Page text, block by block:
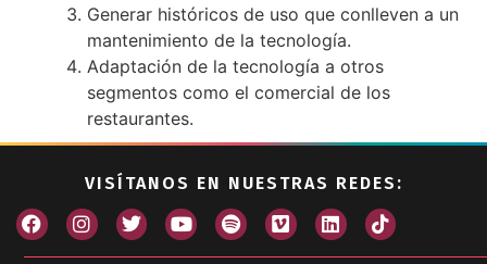
Generar históricos de uso que conlleven a un
mantenimiento de la tecnología.
Adaptación de la tecnología a otros
segmentos como el comercial de los
restaurantes.
VISÍTANOS EN NUESTRAS REDES: